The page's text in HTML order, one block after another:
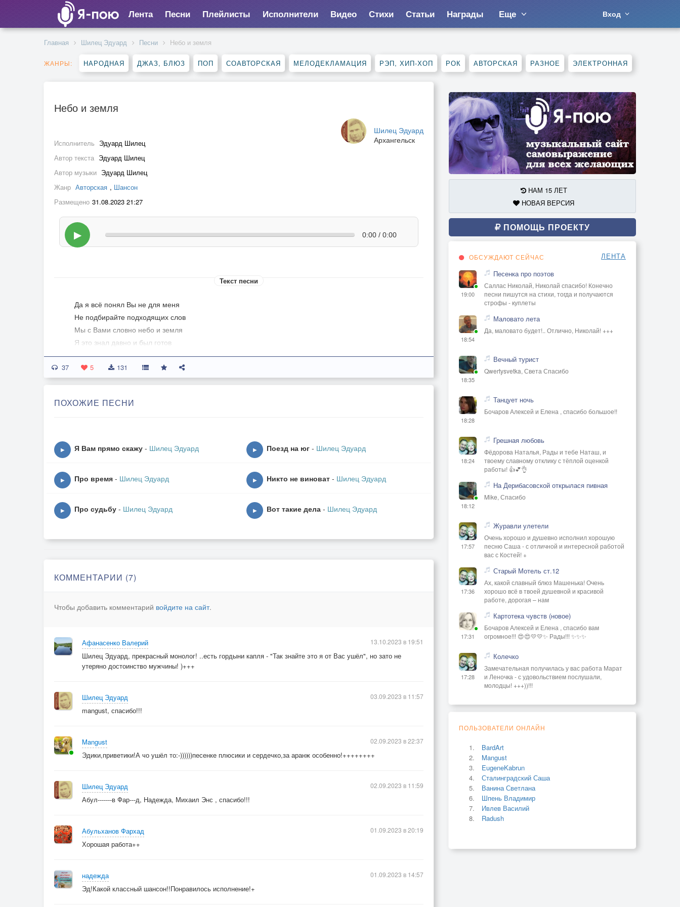
Лента Песни Плейлисты Исполнители Видео Стихи Статьи Награды Еще Вход
Главная Шилец Эдуард Песни Небо и земля
ЖАНРЫ: НАРОДНАЯ ДЖАЗ, БЛЮЗ ПОП СОАВТОРСКАЯ МЕЛОДЕКЛАМАЦИЯ РЭП, ХИП-ХОП РОК АВТОРСКАЯ РАЗНОЕ ЭЛЕКТРОННАЯ
Небо и земля
Шилец Эдуард
Архангельск
Исполнитель Эдуард Шилец
Автор текста Эдуард Шилец
Автор музыки Эдуард Шилец
Жанр Авторская , Шансон
Размещено 31.08.2023 21:27
▶ 0:00 / 0:00
Текст песни
Да я всё понял Вы не для меня
Не подбирайте подходящих слов
Мы с Вами словно небо и земля
Я это знал давно и был готов
ПРИПЕВ:Всё как то утряслось само собой
Теперь я как за каменной стеной
А я никто и звать меня никак
Не дочитав роман он был не наш
ПРИПЕВ:Роман наш как упавшая звезда
Чего я тут наплёл и что я в Вас нашёл
37 5 131
ПОХОЖИЕ ПЕСНИ
▶ Я Вам прямо скажу - Шилец Эдуард ▶ Поезд на юг - Шилец Эдуард
▶ Про время - Шилец Эдуард ▶ Никто не виноват - Шилец Эдуард
▶ Про судьбу - Шилец Эдуард ▶ Вот такие дела - Шилец Эдуард
КОММЕНТАРИИ (7)
Чтобы добавить комментарий войдите на сайт.
Афанасенко Валерий
Шилец Эдуард, прекрасный монолог! ..есть гордыни капля - "Так знайте это я от Вас ушёл", но зато не
утеряно достоинство мужчины! )+++
13.10.2023 в 19:51
Шилец Эдуард
mangust, спасибо!!!
03.09.2023 в 11:57
Mangust
Эдики,приветики!А чо ушёл то:-))))))песенке плюсики и сердечко,за аранж особенно!++++++++
02.09.2023 в 22:37
Шилец Эдуард
Абул-------в Фар---д, Надежда, Михаил Энс , спасибо!!!
02.09.2023 в 11:59
Абульханов Фархад
Хорошая работа++
01.09.2023 в 20:19
надежда
Эд!Какой классный шансон!!Понравилось исполнение!+
01.09.2023 в 14:57
НАМ 15 ЛЕТ
НОВАЯ ВЕРСИЯ
ПОМОЩЬ ПРОЕКТУ
ОБСУЖДАЮТ СЕЙЧАС ЛЕНТА
19:00
Песенка про поэтов
Саллас Николай, Николай спасибо! Конечно
песни пишутся на стихи, тогда и получаются
строфы - куплеты
18:54
Маловато лета
Да, маловато будет!.. Отлично, Николай! +++
18:35
Вечный турист
Qwertysvetka, Света Спасибо
18:28
Танцует ночь
Бочаров Алексей и Елена , спасибо большое!!
18:24
Грешная любовь
Фёдорова Наталья, Рады и тебе Наташ, и
твоему славному отклику с тёплой оценкой
работы! 👍💕👌
18:12
На Дерибасовской открылася пивная
Mike, Спасибо
17:57
Журавли улетели
Очень хорошо и душевно исполнил хорошую
песню Саша - с отличной и интересной работой
вас с Костей! +
17:36
Старый Мотель ст.12
Ах, какой славный блюз Машенька! Очень
хорошо всё в твоей душевной и красивой
работе, дорогая – нам
17:31
Картотека чувств (новое)
Бочаров Алексей и Елена , спасибо вам
огромное!!! 😍😍💛💛✨ Рады!!! ✨✨✨
17:28
Колечко
Замечательная получилась у вас работа Марат
и Леночка - с удовольствием послушали,
молодцы! +++))!!!
ПОЛЬЗОВАТЕЛИ ОНЛАЙН
BardArt
Mangust
EugeneKabrun
Сталинградский Саша
Ванина Светлана
Шпень Владимир
Ивлев Василий
Radush